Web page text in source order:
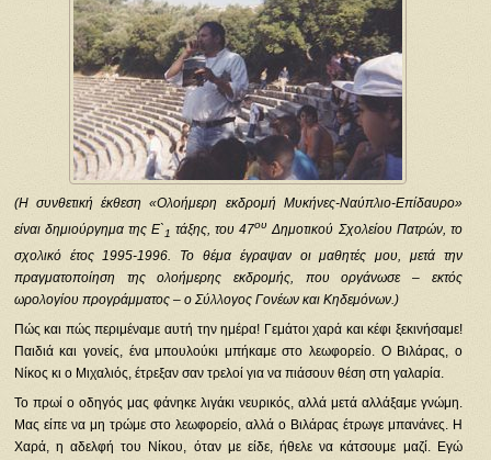
(Η συνθετική έκθεση «Ολοήμερη εκδρομή Μυκήνες-Ναύπλιο-Επίδαυρο»
είναι δημιούργημα της Ε`1 τάξης, του 47ου Δημοτικού Σχολείου Πατρών, το
σχολικό έτος 1995-1996. Το θέμα έγραψαν οι μαθητές μου, μετά την
πραγματοποίηση της ολοήμερης εκδρομής, που οργάνωσε – εκτός
ωρολογίου προγράμματος – ο Σύλλογος Γονέων και Κηδεμόνων.)
Πώς και πώς περιμέναμε αυτή την ημέρα! Γεμάτοι χαρά και κέφι ξεκινήσαμε!
Παιδιά και γονείς, ένα μπουλούκι μπήκαμε στο λεωφορείο. Ο Βιλάρας, ο
Νίκος κι ο Μιχαλιός, έτρεξαν σαν τρελοί για να πιάσουν θέση στη γαλαρία.
Το πρωί ο οδηγός μας φάνηκε λιγάκι νευρικός, αλλά μετά αλλάξαμε γνώμη.
Μας είπε να μη τρώμε στο λεωφορείο, αλλά ο Βιλάρας έτρωγε μπανάνες. Η
Χαρά, η αδελφή του Νίκου, όταν με είδε, ήθελε να κάτσουμε μαζί. Εγώ